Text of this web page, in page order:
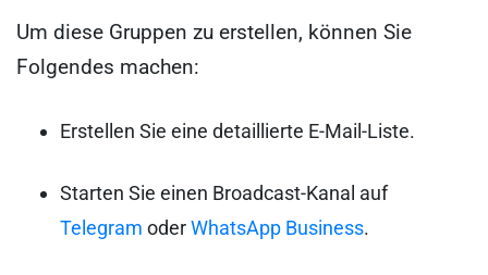
Um diese Gruppen zu erstellen, können Sie
Folgendes machen:
Erstellen Sie eine detaillierte E-Mail-Liste.
Starten Sie einen Broadcast-Kanal auf
Telegram oderWhatsApp Business.